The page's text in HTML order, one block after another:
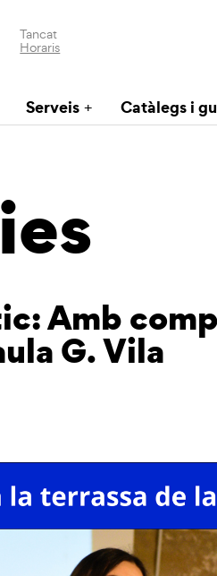
Tancat
Horaris
Serveis Catàlegs i
Amb
G. Vila